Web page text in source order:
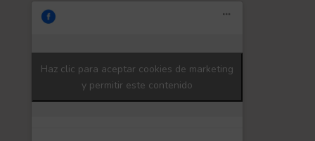
Haz clic para aceptar cookies de marketing
y permitir este contenido